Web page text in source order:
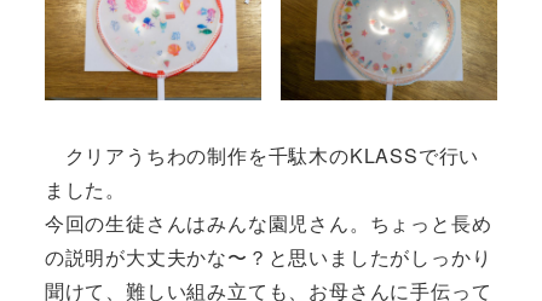
クリアうちわの制作を千駄木のKLASSで行い
ました。
今回の生徒さんはみんな園児さん。ちょっと長め
の説明が大丈夫かな〜？と思いましたがしっかり
聞けて、難しい組み立ても、お母さんに手伝って